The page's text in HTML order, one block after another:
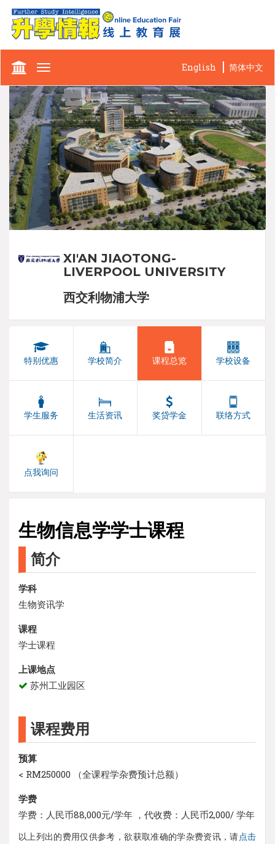
Toggle
English 简体中文
XI'AN JIAOTONG-
LIVERPOOL UNIVERSITY
西交利物浦大学
特别优惠 学校简介 课程总览 学校设备
学生服务 生活资讯 奖贷学金 联络方式
点我询问
生物信息学学士课程
简介
学科
生物资讯学
课程
学士课程
上课地点
苏州工业园区
课程费用
预算
< RM250000 （全课程学杂费预计总额）
学费
学费：人民币88,000元/学年 ，代收费：人民币2,000/ 学年
以上列出的费用仅供参考，欲获取准确的学杂费资讯，请点击